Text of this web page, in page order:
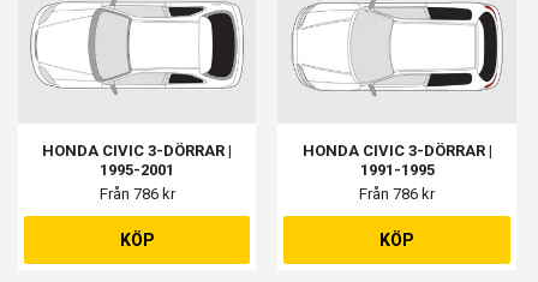
HONDA CIVIC 3-DÖRRAR |
1995-2001
Från 786 kr
KÖP
HONDA CIVIC 3-DÖRRAR |
1991-1995
Från 786 kr
KÖP